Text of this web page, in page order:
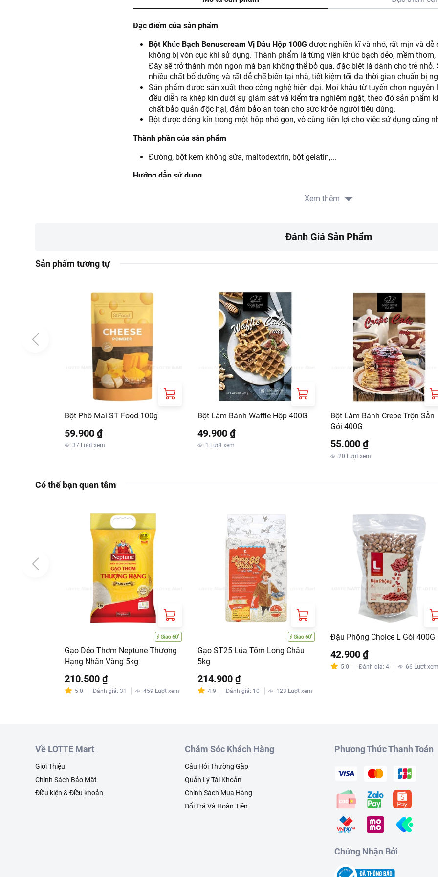
Đặc điểm của sản phẩm
Bột Khúc Bạch Benuscream Vị Dâu Hộp 100G được nghiền kĩ và nhỏ, rất mịn và dễ
không bị vón cục khi sử dụng. Thành phẩm là từng viên khúc bạch dẻo, mềm
Đây sẽ trở thành món ngon mà bạn không thể bỏ qua, đặc biệt là dành cho trẻ nhỏ.
nhiều chất bổ dưỡng và rất dễ chế biến tại nhà, tiết kiệm tối đa thời gian chuẩn bị
Sản phẩm được sản xuất theo công nghệ hiện đại. Mọi khâu từ tuyển chọn nguyên
đều diễn ra khép kín dưới sự giám sát và kiểm tra nghiêm ngặt, theo đó sản phẩm
chất bảo quản độc hại, đảm bảo an toàn cho sức khỏe người tiêu dùng.
Bột được đóng kín trong một hộp nhỏ gọn, vô cùng tiện lợi cho việc sử dụng cũng
Thành phần của sản phẩm
Đường, bột kem không sữa, maltodextrin, bột gelatin,...
Hướng dẫn sử dụng
Cho 100g bột khúc bạch hòa tan với 400 ml sữa tươi không đường,
Lưu ý
Phần thạch sau khi nấu bảo quản tủ mát từ 2 - 4 độ C để tránh tan chảy và dẻo
giờ. Thạch sẽ không đông nếu để nhiệt độ phòng.
Không sử dụng cho người dị ứng với các thành phần nêu trên, sản phẩm có chứa
người ăn chay.
Xem thêm
Đánh Giá Sản Phẩm
Sản phẩm tương tự
Bột Phô Mai ST Food 100g
59.900 ₫
37 Lượt xem
Bột Làm Bánh Waffle Hộp 400G
49.900 ₫
1 Lượt xem
Bột Làm Bánh Crepe Trộn Sẵn
Gói 400G
55.000 ₫
20 Lượt xem
Có thể bạn quan tâm
Gạo Dẻo Thơm Neptune Thượng
Hạng Nhãn Vàng 5kg
210.500 ₫
5.0 Đánh giá: 31 459 Lượt xem
Gạo ST25 Lúa Tôm Long Châu
5kg
214.900 ₫
4.9 Đánh giá: 10 123 Lượt xem
Đậu Phộng Choice L Gói 400G
42.900 ₫
5.0 Đánh giá: 4 66 Lượt xem
Về LOTTE Mart
Giới Thiệu
Chính Sách Bảo Mật
Điều kiện & Điều khoản
Chăm Sóc Khách Hàng
Câu Hỏi Thường Gặp
Quản Lý Tài Khoản
Chính Sách Mua Hàng
Đổi Trả Và Hoàn Tiền
Phương Thức Thanh Toán
Chứng Nhận Bởi